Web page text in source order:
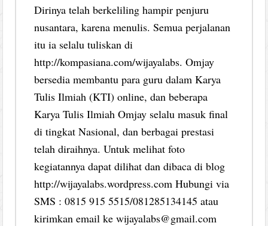
Dirinya telah berkeliling hampir penjuru
nusantara, karena menulis. Semua perjalanan
itu ia selalu tuliskan di
http://kompasiana.com/wijayalabs. Omjay
bersedia membantu para guru dalam Karya
Tulis Ilmiah (KTI) online, dan beberapa
Karya Tulis Ilmiah Omjay selalu masuk final
di tingkat Nasional, dan berbagai prestasi
telah diraihnya. Untuk melihat foto
kegiatannya dapat dilihat dan dibaca di blog
http://wijayalabs.wordpress.com Hubungi via
SMS : 0815 915 5515/081285134145 atau
kirimkan email ke wijayalabs@gmail.com